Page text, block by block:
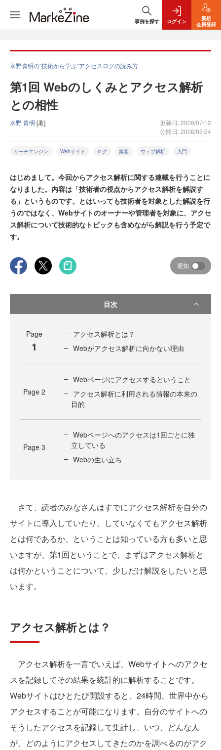
事例を探す ログイン
新規
会員登録
水野貴明の“技術から学ぶ”アクセスログの読み方
第1回 Webのしくみとアクセス解析
との相性
水野 貴明 [著]
更新日: 2006/07/12
公開日: 2006/05/24
サーチエンジン Webサイト ログ 集客 ウェブ解析 入門
はじめまして。今回からアクセス解析に関する連載を行うことに
なりました。内容は「技術者の視点からアクセス解析を解説す
る」というものです。とはいっても技術者を対象とした解説を行
うのではなく、Webサイトのオーナーや管理者を対象に、アクセ
ス解析について技術的なトピックも含めながら解説を行う予定で
す。
通知
目次
Page
1
アクセス解析とは？
Webがアクセス解析に向かない理由
Page 2
Webページにアクセスするということ
アクセス解析に利用される情報の本来の
目的
Page 3
Webページへのアクセスは1回ごとに独
立している
Webの生い立ち
さて、読者のみなさんはすでにアクセス解析を自分の
サイトに導入していたり、していなくてもアクセス解析
とは何であるか、ということは知っている方も多いと思
いますが、第1回ということで、まずはアクセス解析と
は何かということについて、少しだけ解説をしたいと思
います。
アクセス解析とは？
アクセス解析を一言でいえば、Webサイトへのアクセ
スを記録してその結果を統計的に解析することです。
Webサイトはひとたび開設すると、24時間、世界中から
アクセスすることが可能になります。自分のサイトへの
そうしたアクセスを記録して集計し、いつ、どんな人
が、どのようにアクセスしてきたのかを調べるのがアク